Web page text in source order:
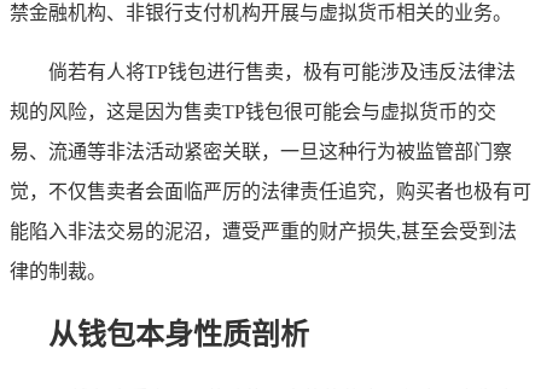
禁金融机构、非银行支付机构开展与虚拟货币相关的业务。
倘若有人将TP钱包进行售卖，极有可能涉及违反法律法
规的风险，这是因为售卖TP钱包很可能会与虚拟货币的交
易、流通等非法活动紧密关联，一旦这种行为被监管部门察
觉，不仅售卖者会面临严厉的法律责任追究，购买者也极有可
能陷入非法交易的泥沼，遭受严重的财产损失,甚至会受到法
律的制裁。
从钱包本身性质剖析